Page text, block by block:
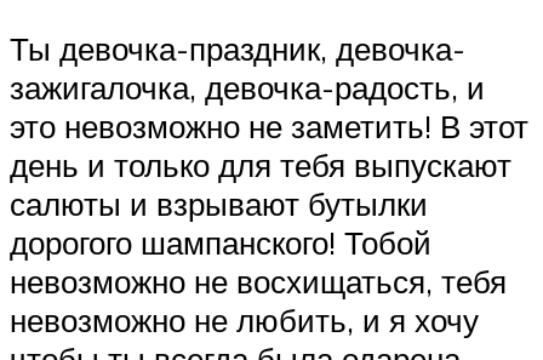
Ты девочка-праздник, девочка-
зажигалочка, девочка-радость, и
это невозможно не заметить! В этот
день и только для тебя выпускают
салюты и взрывают бутылки
дорогого шампанского! Тобой
невозможно не восхищаться, тебя
невозможно не любить, и я хочу